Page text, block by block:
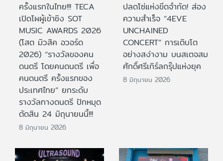
ครั้งแรกในไทย!!! TECA
เปิดโผผู้เข้าชิง SOT
MUSIC AWARDS 2026
(โสต มิวสิค อวอร์ด
2026) “รางวัลของคน
ดนตรี โดยคนดนตรี เพื่อ
คนดนตรี ครั้งแรกของ
ประเทศไทย” ยกระดับ
รางวัลทางดนตรี ปักหมุด
ตัดสิน 24 มิถุนายนนี้!!!
8 มิถุนายน 2026
ปลดโซ่แห่งขีดจำกัด! ส่อง
ความสำเร็จ “4EVE
UNCHAINED
CONCERT” การเติบโต
อย่างสง่างาม บนสเตจสม
ศักดิ์ศรีเกิร์ลกรุ๊ปแห่งยุค
8 มิถุนายน 2026